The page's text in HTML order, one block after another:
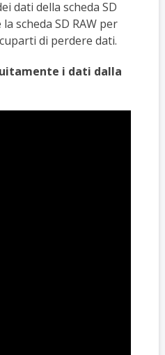
dati della scheda SD
scheda SD RAW per
di perdere dati.
i dati dalla